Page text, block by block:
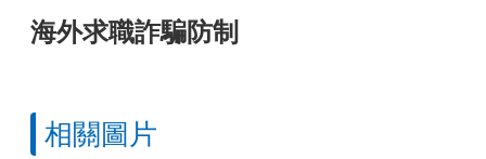
海外求職詐騙防制
相關圖片